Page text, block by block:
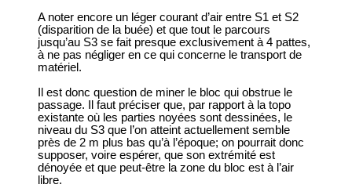
A noter encore un léger courant d’air entre S1 et S2
(disparition de la buée) et que tout le parcours
jusqu’au S3 se fait presque exclusivement à 4 pattes,
à ne pas négliger en ce qui concerne le transport de
matériel.
Il est donc question de miner le bloc qui obstrue le
passage. Il faut préciser que, par rapport à la topo
existante où les parties noyées sont dessinées, le
niveau du S3 que l’on atteint actuellement semble
près de 2 m plus bas qu’à l’époque; on pourrait donc
supposer, voire espérer, que son extrémité est
dénoyée et que peut-être la zone du bloc est à l’air
libre.